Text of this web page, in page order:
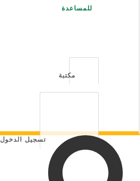
للمساعدة
مكتبة
تسجيل الدخول